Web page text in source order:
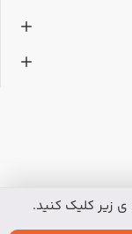
ی زیر کلیک کنید.